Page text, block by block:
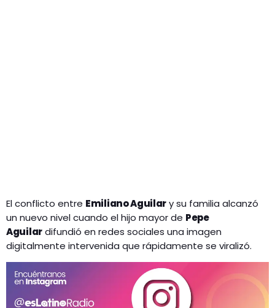
El conflicto entre Emiliano Aguilary su familia alcanzó
un nuevo nivel cuando el hijo mayor de Pepe
Aguilardifundió en redes sociales una imagen
digitalmente intervenida que rápidamente se viralizó.